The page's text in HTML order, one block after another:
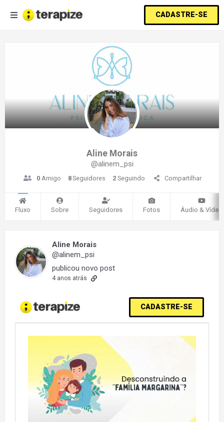
CADASTRE-SE
Aline Morais
@alinem_psi
0 Amigo 8Seguidores 2 Seguindo Compartilhar
Fluxo Sobre Seguidores Fotos Áudio & Vídeo
Aline Morais
@alinem_psi
publicou novo post
4 anos atrás